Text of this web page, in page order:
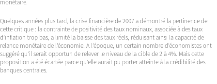
monétaire.
Quelques années plus tard, la crise financière de 2007 a démontré la pertinence de
cette critique : la contrainte de positivité des taux nominaux, associée à des taux
d’inflation trop bas, a limité la baisse des taux réels, réduisant ainsi la capacité de
relance monétaire de l’économie. A l’époque, un certain nombre d’économistes ont
suggéré qu’il serait opportun de relever le niveau de la cible de 2 à 4%. Mais cette
proposition a été écartée parce qu’elle aurait pu porter atteinte à la crédibilité des
banques centrales.